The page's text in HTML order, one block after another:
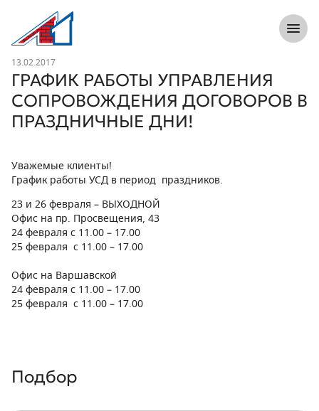
Л1 Строительная компания №1
Новость
13.02.2017
ГРАФИК РАБОТЫ УПРАВЛЕНИЯ
СОПРОВОЖДЕНИЯ ДОГОВОРОВ В
ПРАЗДНИЧНЫЕ ДНИ!
Уважемые клиенты!
График работы УСД в период праздников.
23 и 26 февраля – ВЫХОДНОЙ
Офис на пр. Просвещения, 43
24 февраля с 11.00 – 17.00
25 февраля с 11.00 – 17.00
Офис на Варшавской
24 февраля с 11.00 – 17.00
25 февраля с 11.00 – 17.00
Подбор